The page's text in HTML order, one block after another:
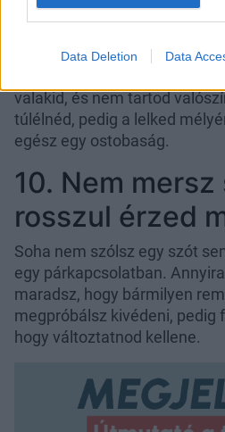
Data Deletion Data
Folyamatosan a
önbizalmad. Mindig arra
valakid, és nem tartod
túlélnéd, pedig a lelked
egész egy ostobaság.
10. Nem
rosszul érzed
Soha nem szólsz egy szót
egy párkapcsolatban.
maradsz, hogy bármilyen
megpróbálsz kivédeni, pedig
hogy változtatnod kellene.